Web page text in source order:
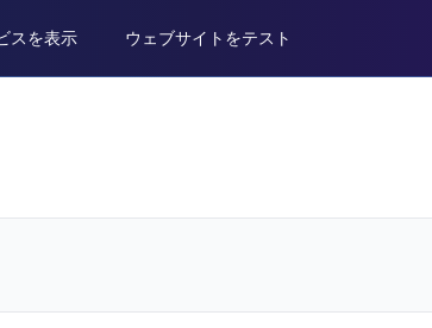
スを表示 ウェブサイトをテスト